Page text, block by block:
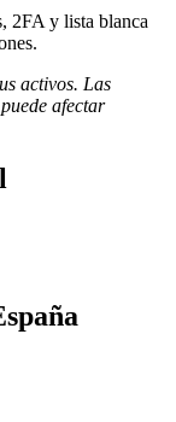
2FA y lista blanca
activos. Las
afectar